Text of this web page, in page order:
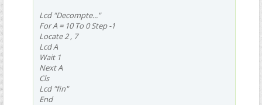
Lcd "Decompte..."
For A = 10 To 0 Step -1
Locate 2 , 7
Lcd A
Wait 1
Next A
Cls
Lcd "fin"
End